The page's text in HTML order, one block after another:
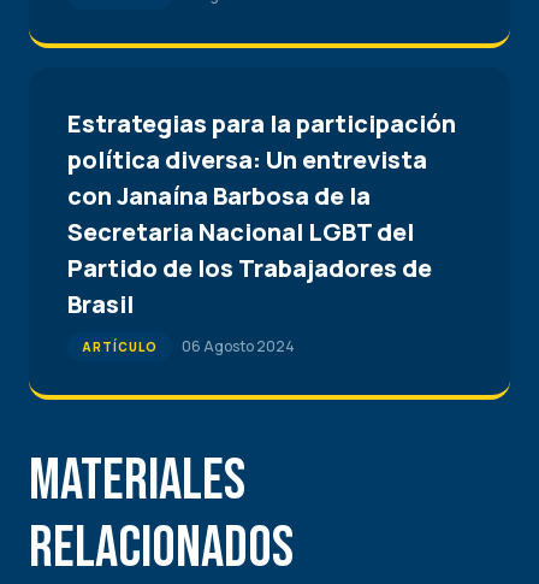
Estrategias para la participación
política diversa: Un entrevista
con Janaína Barbosa de la
Secretaria Nacional LGBT del
Partido de los Trabajadores de
Brasil
ARTÍCULO 06 Agosto 2024
Materiales
Relacionados